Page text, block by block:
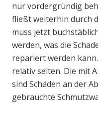
nur vordergründig
fließt weiterhin durch
muss jetzt
werden, was die
repariert werden
relativ selten. Die mit
sind Schäden an der
gebrauchte